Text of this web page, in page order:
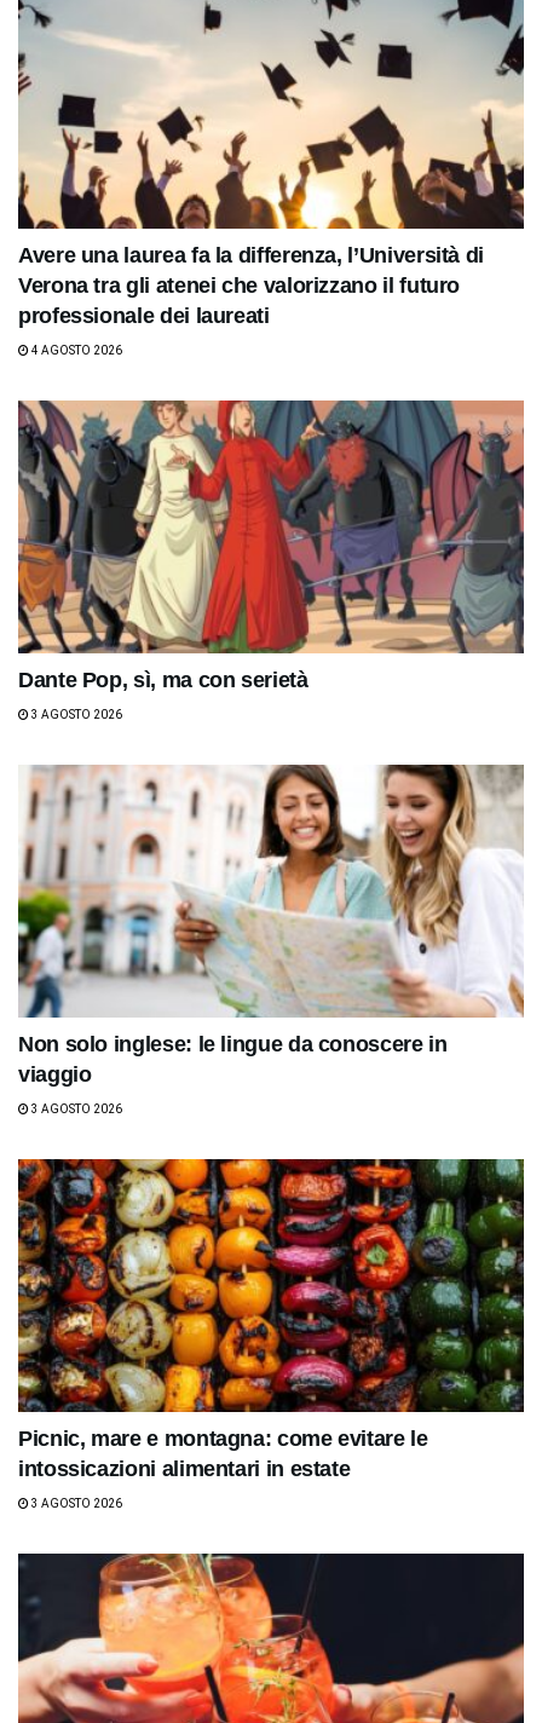
Avere una laurea fa la differenza, l’Università di
Verona tra gli atenei che valorizzano il futuro
professionale dei laureati
4 AGOSTO 2026
Dante Pop, sì, ma con serietà
3 AGOSTO 2026
Non solo inglese: le lingue da conoscere in
viaggio
3 AGOSTO 2026
Picnic, mare e montagna: come evitare le
intossicazioni alimentari in estate
3 AGOSTO 2026